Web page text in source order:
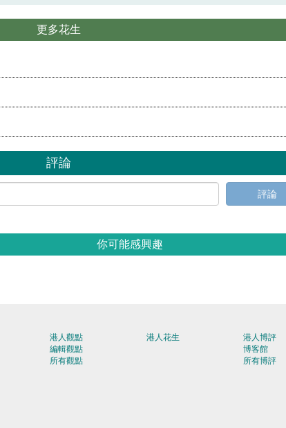
更多花生
評論
評論
你可能感興趣
港人觀點
編輯觀點
所有觀點
港人花生
港人博評
博客館
所有博評